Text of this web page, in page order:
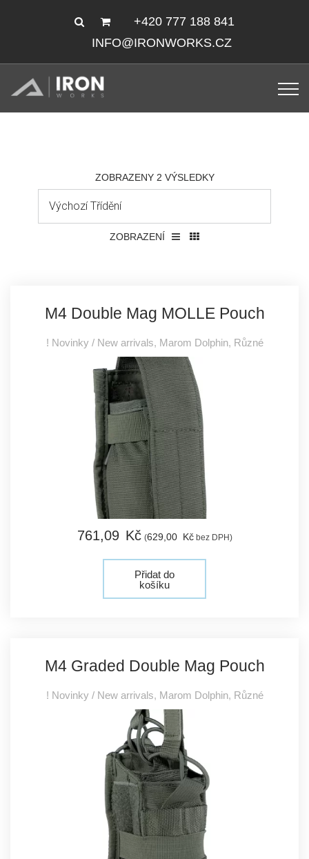
+420 777 188 841
INFO@IRONWORKS.CZ
ZOBRAZENY 2 VÝSLEDKY
ZOBRAZENÍ
M4 Double Mag MOLLE Pouch
! Novinky / New arrivals, Marom Dolphin, Různé
761,09 Kč (629,00 Kčbez DPH)
Přidat do
košíku
M4 Graded Double Mag Pouch
! Novinky / New arrivals, Marom Dolphin, Různé